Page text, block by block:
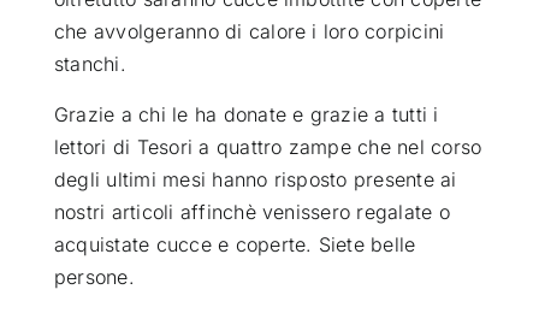
che avvolgeranno di calore i loro corpicini
stanchi.
Grazie a chi le ha donate e grazie a tutti i
lettori di Tesori a quattro zampe che nel corso
degli ultimi mesi hanno risposto presente ai
nostri articoli affinchè venissero regalate o
acquistate cucce e coperte. Siete belle
persone.